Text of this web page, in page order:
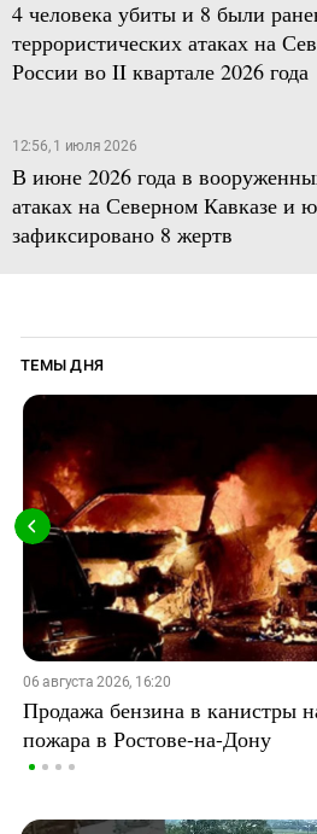
4 человека убиты и 8 были
террористических атаках на
России во II квартале 2026 года
12:56, 1 июля 2026
В июне 2026 года в
атаках на Северном Кавказе и
зафиксировано 8 жертв
ТЕМЫ ДНЯ
06 августа 2026, 16:20
Продажа бензина в канистры
пожара в Ростове-на-Дону